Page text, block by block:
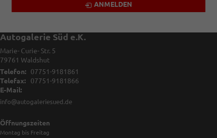
ANMELDEN
Autogalerie Süd e.K.
Marie- Curie- Str. 5
79761 Waldshut
Telefon:
07751-9181861
Telefax:
07751-9181866
E-Mail:
info@autogaleriesued.de
Öffnungszeiten
Montag bis Freitag